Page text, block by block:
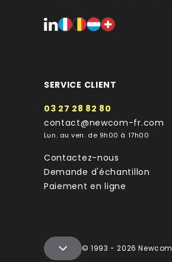
SERVICE CLIENT
03 27 28 82 80
contact@newcom-fr.com
Lun. au ven. de 9h00 à 17h00
Contactez-nous
Demande d'échantillon
Paiement en ligne
© 1993 - 2026 Newcom